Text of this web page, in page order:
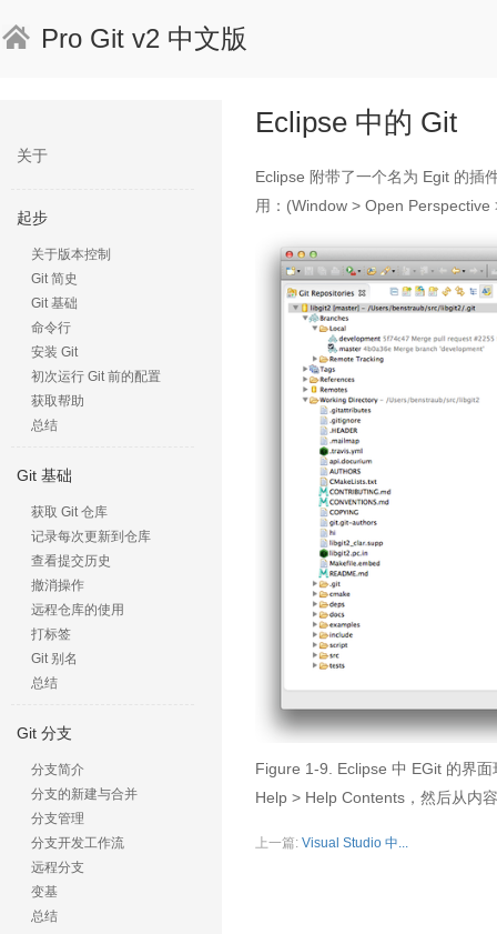
Pro Git v2 中文版
关于
起步
关于版本控制
Git 简史
Git 基础
命令行
安装 Git
初次运行 Git 前的配置
获取帮助
总结
Git 基础
获取 Git 仓库
记录每次更新到仓库
查看提交历史
撤消操作
远程仓库的使用
打标签
Git 别名
总结
Git 分支
分支简介
分支的新建与合并
分支管理
分支开发工作流
远程分支
变基
总结
Eclipse 中的 Git
Eclipse 附带了一个名为 Egit 的插
用：(Window > Open
Figure 1-9. Eclipse 中 EGit 的界
Help > Help Contents，然后从内
上一篇: Visual Studio 中...